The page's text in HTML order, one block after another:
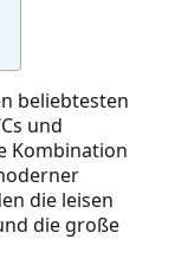
beliebtesten
und
Kombination
die leisen
die große